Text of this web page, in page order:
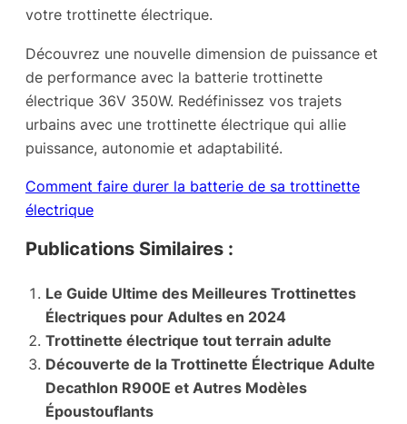
votre trottinette électrique.
Découvrez une nouvelle dimension de puissance et
de performance avec la batterie trottinette
électrique 36V 350W. Redéfinissez vos trajets
urbains avec une trottinette électrique qui allie
puissance, autonomie et adaptabilité.
Comment faire durer la batterie de sa trottinette
électrique
Publications Similaires :
Le Guide Ultime des Meilleures Trottinettes
Électriques pour Adultes en 2024
Trottinette électrique tout terrain adulte
Découverte de la Trottinette Électrique Adulte
Decathlon R900E et Autres Modèles
Époustouflants